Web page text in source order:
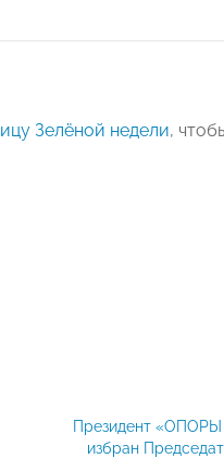
Зелёной недели,
Президент
избран